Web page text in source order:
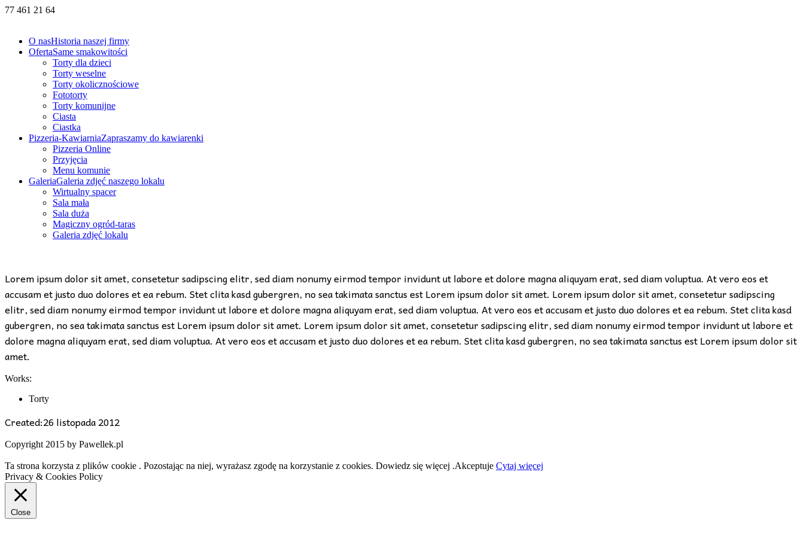
77 461 21 64
O nasHistoria naszej firmy
OfertaSame smakowitości
Torty dla dzieci
Torty weselne
Torty okolicznościowe
Fototorty
Torty komunijne
Ciasta
Ciastka
Pizzeria-KawiarniaZapraszamy do kawiarenki
Pizzeria Online
Przyjęcia
Menu komunie
GaleriaGaleria zdjęć naszego lokalu
Wirtualny spacer
Sala mała
Sala duża
Magiczny ogród-taras
Galeria zdjęć lokalu
Lorem ipsum dolor sit amet, consetetur sadipscing elitr, sed diam nonumy eirmod tempor invidunt ut labore et dolore magna aliquyam erat, sed diam voluptua. At vero eos et
accusam et justo duo dolores et ea rebum. Stet clita kasd gubergren, no sea takimata sanctus est Lorem ipsum dolor sit amet. Lorem ipsum dolor sit amet, consetetur sadipscing
elitr, sed diam nonumy eirmod tempor invidunt ut labore et dolore magna aliquyam erat, sed diam voluptua. At vero eos et accusam et justo duo dolores et ea rebum. Stet clita kasd
gubergren, no sea takimata sanctus est Lorem ipsum dolor sit amet. Lorem ipsum dolor sit amet, consetetur sadipscing elitr, sed diam nonumy eirmod tempor invidunt ut labore et
dolore magna aliquyam erat, sed diam voluptua. At vero eos et accusam et justo duo dolores et ea rebum. Stet clita kasd gubergren, no sea takimata sanctus est Lorem ipsum dolor sit
amet.
Works:
Torty
Created:26 listopada 2012
Copyright 2015 by Pawellek.pl
Ta strona korzysta z plików cookie . Pozostając na niej, wyrażasz zgodę na korzystanie z cookies. Dowiedz się więcej .Akceptuje Cytaj więcej
Privacy & Cookies Policy
Close